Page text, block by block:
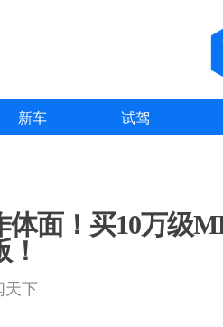
新车 试驾
体面！买10万级
下